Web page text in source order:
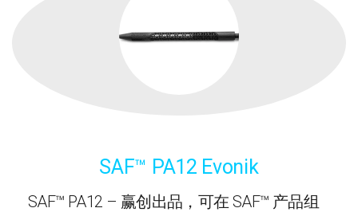
SAF™ PA12 Evonik
SAF™ PA12 – 赢创出品，可在 SAF™ 产品组